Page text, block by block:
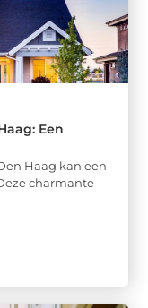
Een
Haag kan een
charmante